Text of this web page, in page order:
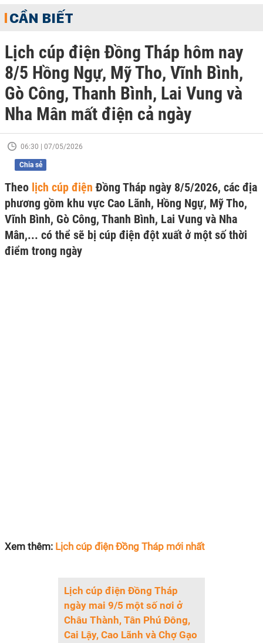
CẦN BIẾT
Lịch cúp điện Đồng Tháp hôm nay
8/5 Hồng Ngự, Mỹ Tho, Vĩnh Bình,
Gò Công, Thanh Bình, Lai Vung và
Nha Mân mất điện cả ngày
06:30 | 07/05/2026
Chia sẻ
Theo lịch cúp điện Đồng Tháp ngày 8/5/2026, các địa
phương gồm khu vực Cao Lãnh, Hồng Ngự, Mỹ Tho,
Vĩnh Bình, Gò Công, Thanh Bình, Lai Vung và Nha
Mân,... có thể sẽ bị cúp điện đột xuất ở một số thời
điểm trong ngày
Xem thêm: Lịch cúp điện Đồng Tháp mới nhất
Lịch cúp điện Đồng Tháp
ngày mai 9/5 một số nơi ở
Châu Thành, Tân Phú Đông,
Cai Lậy, Cao Lãnh và Chợ Gạo